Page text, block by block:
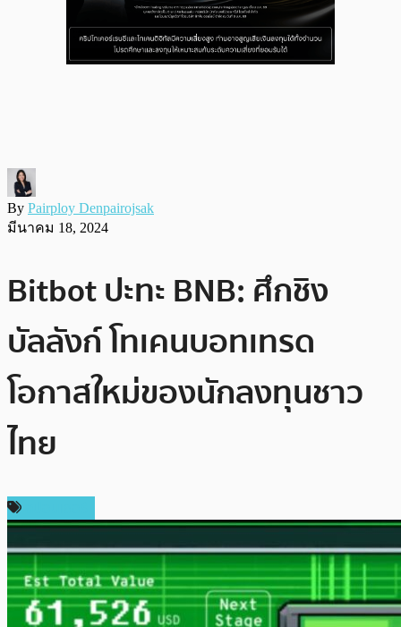
By Pairploy Denpairojsak
มีนาคม 18, 2024
Bitbot ปะทะ BNB: ศึกชิง
บัลลังก์ โทเคนบอทเทรด
โอกาสใหม่ของนักลงทุนชาว
ไทย